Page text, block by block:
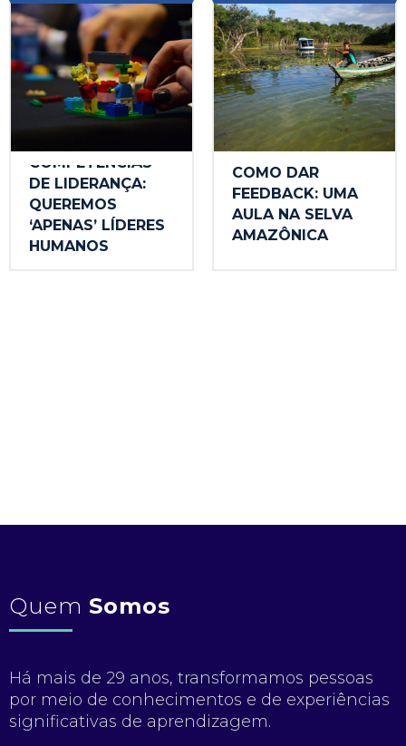
COMPETÊNCIAS
DE LIDERANÇA:
QUEREMOS
‘APENAS’ LÍDERES
HUMANOS
COMO DAR
FEEDBACK: UMA
AULA NA SELVA
AMAZÔNICA
Quem Somos
Há mais de 29 anos, transformamos pessoas
por meio de conhecimentos e de experiências
significativas de aprendizagem.